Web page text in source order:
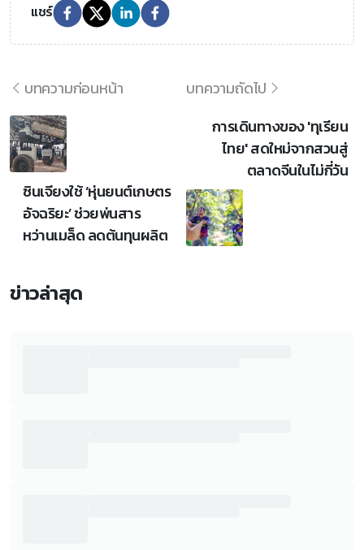
แชร์
บทความก่อนหน้า
ซินเจียงใช้ ‘หุ่นยนต์เกษตร
อัจฉริยะ’ ช่วยพ่นสาร
หว่านเมล็ด ลดต้นทุนผลิต
บทความถัดไป
การเดินทางของ 'ทุเรียน
ไทย' สดใหม่จากสวนสู่
ตลาดจีนในไม่กี่วัน
ข่าวล่าสุด